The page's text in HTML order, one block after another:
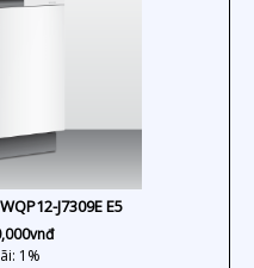
J7309E E5
vnđ
1%